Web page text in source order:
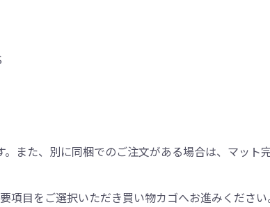
また、別に同梱でのご注文がある場合は、マット
項目をご選択いただき買い物カゴへお進みくださ